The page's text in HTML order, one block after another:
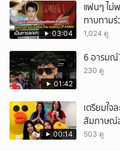
03:04
แฟนๆ ไม่
ทาบทามร่
ลดเกรดนั
1,024 ดู
01:42
6 อารมณ์
230 ดู
00:14
เตรียมใจ
สัมภาษณ์
503 ดู